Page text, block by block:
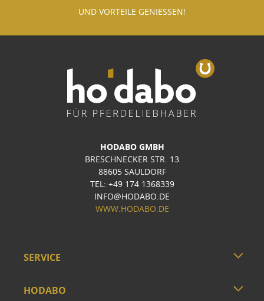
UND VORTEILE GENIESSEN!
HODABO GMBH
BRESCHNECKER STR. 13
88605 SAULDORF
TEL: +49 174 1368339
INFO@HODABO.DE
WWW.HODABO.DE
SERVICE
HODABO